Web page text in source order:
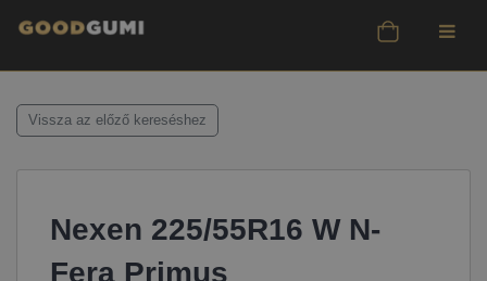
Vissza az előző kereséshez
Nexen 225/55R16 W N-
Fera Primus